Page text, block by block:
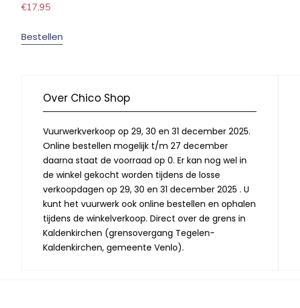
€17,95
Bestellen
Over Chico Shop
Vuurwerkverkoop op 29, 30 en 31 december 2025.
Online bestellen mogelijk t/m 27 december
daarna staat de voorraad op 0. Er kan nog wel in
de winkel gekocht worden tijdens de losse
verkoopdagen op 29, 30 en 31 december 2025 . U
kunt het vuurwerk ook online bestellen en ophalen
tijdens de winkelverkoop. Direct over de grens in
Kaldenkirchen (grensovergang Tegelen-
Kaldenkirchen, gemeente Venlo).